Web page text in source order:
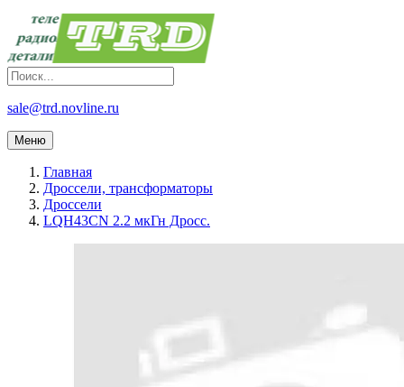
sale@trd.novline.ru
Меню
Главная
Дроссели, трансформаторы
Дроссели
LQH43CN 2.2 мкГн Дросс.